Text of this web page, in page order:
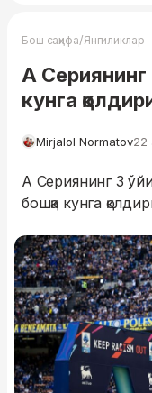
Бош саҳифа/Янгиликлар
А Сериянинг
кунга
Mirjalol Normatov22
А Сериянинг 3
бошқа кунга